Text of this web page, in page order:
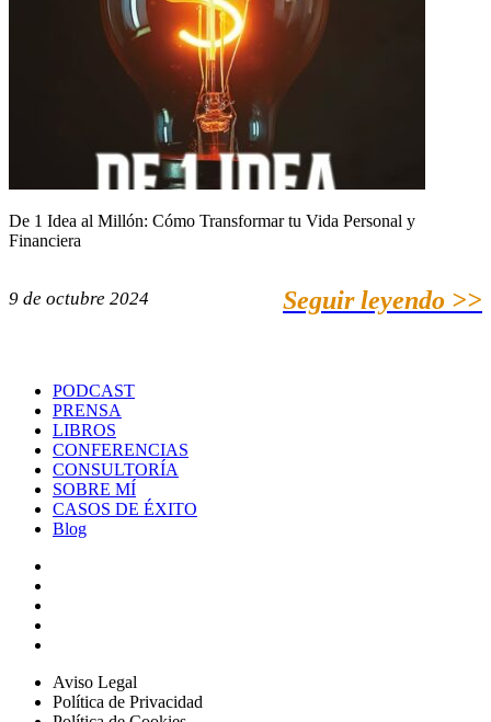
De 1 Idea al Millón: Cómo Transformar tu Vida Personal y
Financiera
9 de octubre 2024 Seguir leyendo >>
PODCAST
PRENSA
LIBROS
CONFERENCIAS
CONSULTORÍA
SOBRE MÍ
CASOS DE ÉXITO
Blog
Aviso Legal
Política de Privacidad